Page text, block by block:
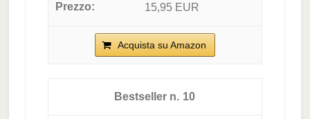
15,95 EUR
Acquista su Amazon
10